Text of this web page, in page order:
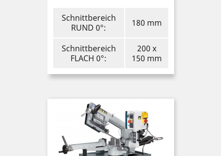
Schnittbereich
RUND 0°:
180 mm
Schnittbereich
FLACH 0°:
200 x
150 mm